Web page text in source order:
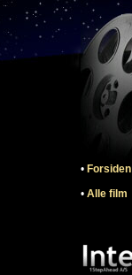
• Forsiden
• Alle film